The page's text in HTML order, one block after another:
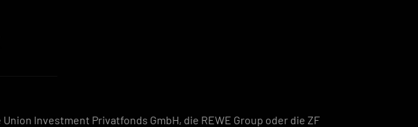
Investment Privatfonds GmbH, die REWE Group oder die ZF